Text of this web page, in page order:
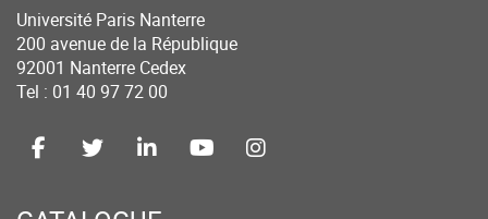
Université Paris Nanterre
200 avenue de la République
92001 Nanterre Cedex
Tel : 01 40 97 72 00